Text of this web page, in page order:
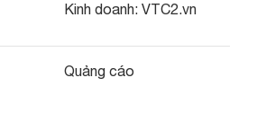
Kinh doanh: VTC2.vn
Quảng cáo